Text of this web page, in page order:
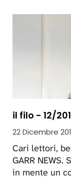
il filo - 12/
22 Dicembre
Cari lettori,
GARR
in mente un